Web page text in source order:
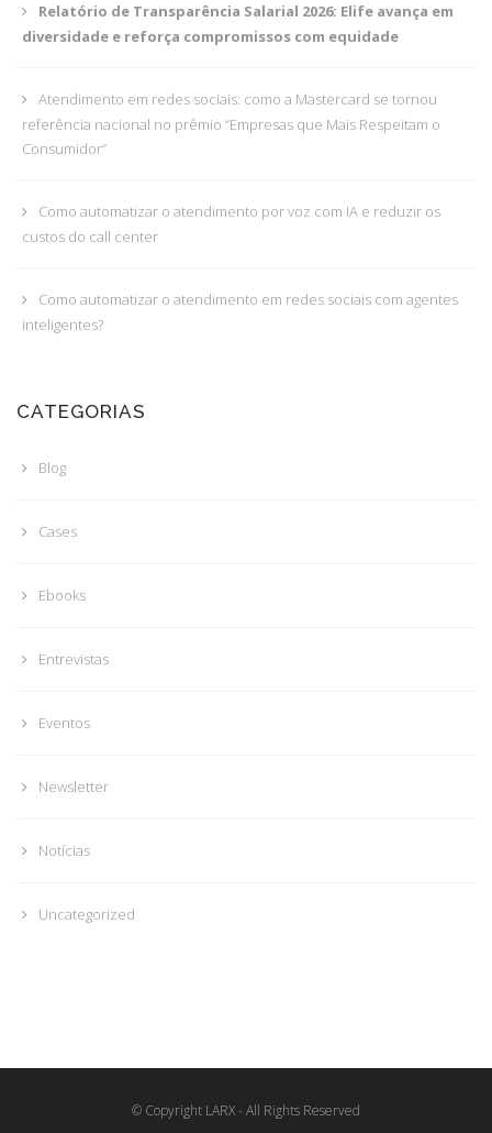
Relatório de Transparência Salarial 2026: Elife avança em
diversidade e reforça compromissos com equidade
Atendimento em redes sociais: como a Mastercard se tornou
referência nacional no prêmio “Empresas que Mais Respeitam o
Consumidor”
Como automatizar o atendimento por voz com IA e reduzir os
custos do call center
Como automatizar o atendimento em redes sociais com agentes
inteligentes?
CATEGORIAS
Blog
Cases
Ebooks
Entrevistas
Eventos
Newsletter
Notícias
Uncategorized
© Copyright LARX - All Rights Reserved